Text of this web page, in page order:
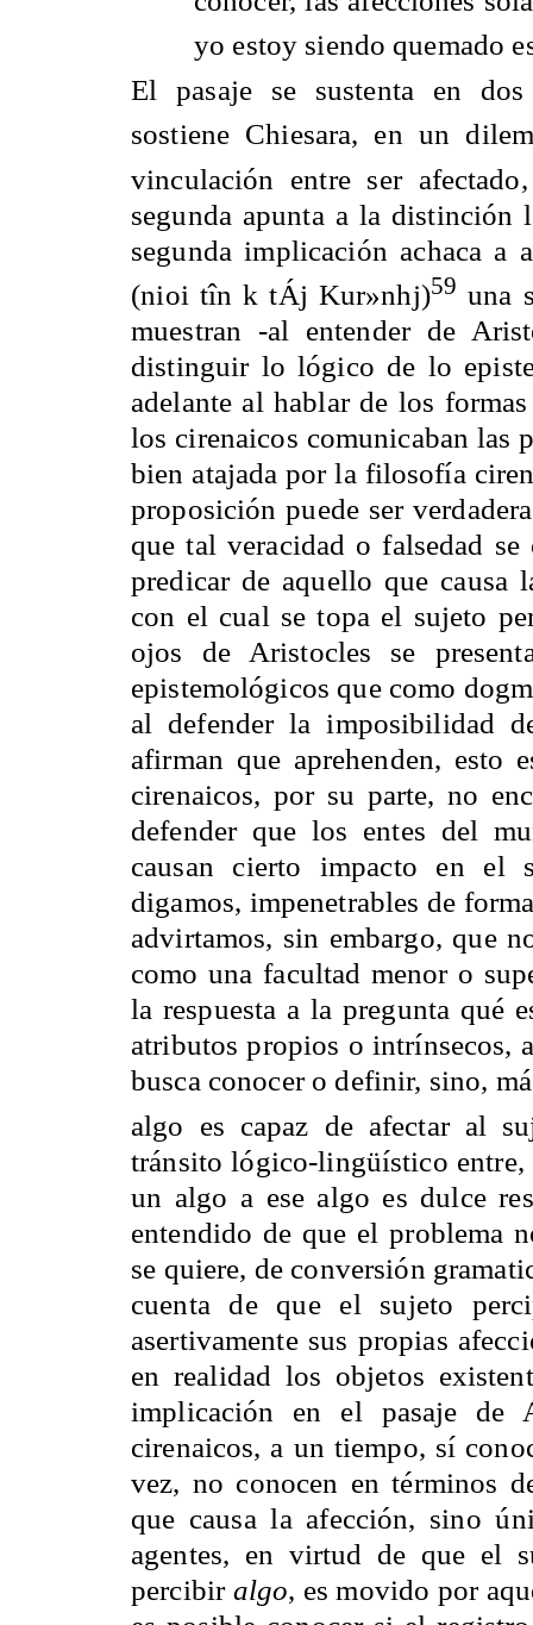
yo estoy siendo
El pasaje se sustenta en
sostiene Chiesara, en un
vinculación entre ser
segunda apunta a la distinción
segunda implicación achaca a
(nioi tîn k tÁj Kur»nhj)59 una
muestran -al entender de
distinguir lo lógico de lo
adelante al hablar de los
los cirenaicos comunicaban las
bien atajada por la filosofía
proposición puede ser
que tal veracidad o falsedad
predicar de aquello que causa
con el cual se topa el sujeto
ojos de Aristocles se
epistemológicos que como
al defender la imposibilidad
afirman que aprehenden, esto
cirenaicos, por su parte, no
defender que los entes del
causan cierto impacto en el
digamos, impenetrables de
advirtamos, sin embargo, que
como una facultad menor o
la respuesta a la pregunta qué
atributos propios o intrínsecos,
busca conocer o definir, sino,
algo es capaz de afectar al
tránsito lógico-lingüístico entre,
un algo a ese algo es dulce
entendido de que el problema
se quiere, de conversión
cuenta de que el sujeto
asertivamente sus propias
en realidad los objetos
implicación en el pasaje de
cirenaicos, a un tiempo, sí
vez, no conocen en términos
que causa la afección, sino
agentes, en virtud de que el
percibir algo, es movido por